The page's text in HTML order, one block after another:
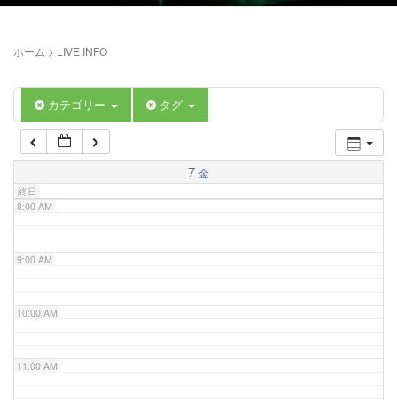
ホーム > LIVE INFO
カテゴリー タグ
7 金
終日
5:00 AM
6:00 AM
7:00 AM
8:00 AM
9:00 AM
10:00 AM
11:00 AM